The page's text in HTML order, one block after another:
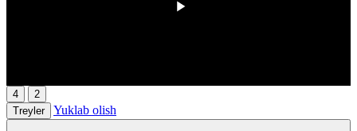
4
2
Treyler
Yuklab olish